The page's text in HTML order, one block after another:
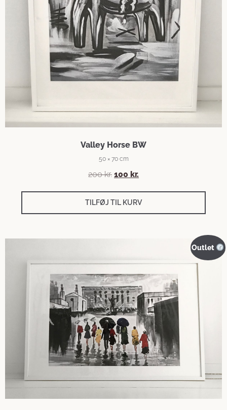
Valley Horse BW
50 × 70 cm
200kr. 100 kr.
TILFØJ TIL KURV
Outlet